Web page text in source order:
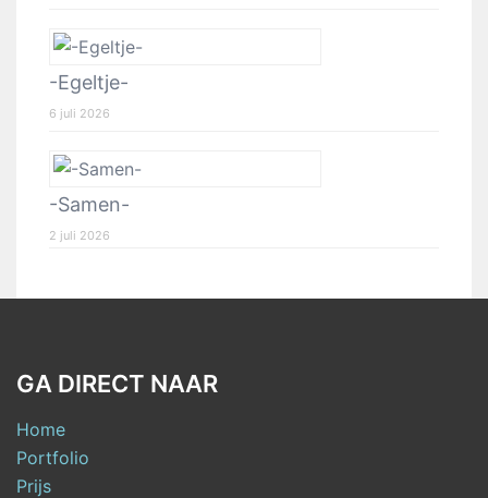
-Egeltje-
6 juli 2026
-Samen-
2 juli 2026
GA DIRECT NAAR
Home
Portfolio
Prijs